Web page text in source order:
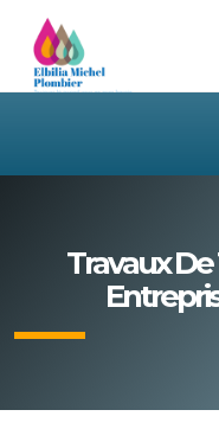
Skip to main content
Travaux